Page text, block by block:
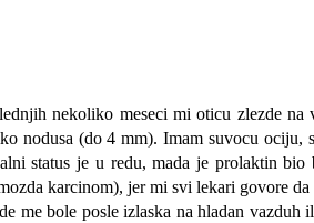
nekoliko meseci mi oticu zlezde na
nodusa (do 4 mm). Imam suvocu ociju,
status je u redu, mada je prolaktin bio
karcinom), jer mi svi lekari govore
me bole posle izlaska na hladan vazduh